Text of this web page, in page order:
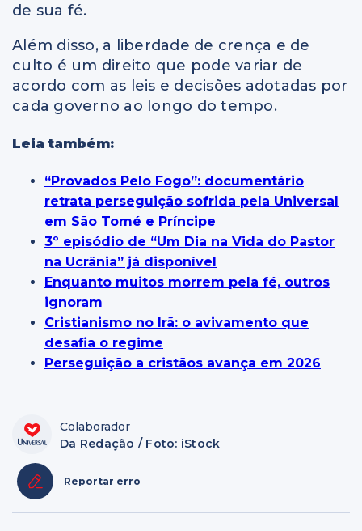
de sua fé.
Além disso, a liberdade de crença e de
culto é um direito que pode variar de
acordo com as leis e decisões adotadas por
cada governo ao longo do tempo.
Leia também:
“Provados Pelo Fogo”: documentário
retrata perseguição sofrida pela Universal
em São Tomé e Príncipe
3º episódio de “Um Dia na Vida do Pastor
na Ucrânia” já disponível
Enquanto muitos morrem pela fé, outros
ignoram
Cristianismo no Irã: o avivamento que
desafia o regime
Perseguição a cristãos avança em 2026
Colaborador
Da Redação / Foto: iStock
Reportar erro